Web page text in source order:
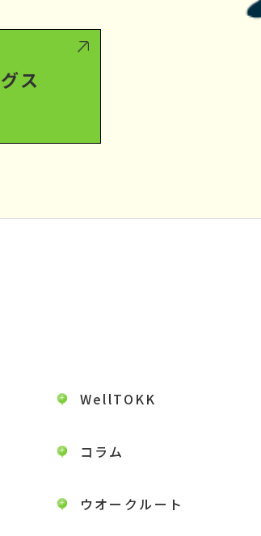
ス
WellTOKK
コラム
ウオークルート